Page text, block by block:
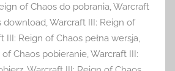
of Chaos do pobrania,Warcraft
download,Warcraft III: Reign of
III: Reign of Chaos pełna wersja,
Chaos pobieranie,Warcraft III: